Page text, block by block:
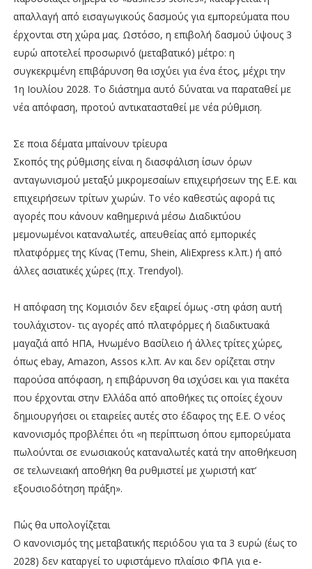
απαλλαγή από εισαγωγικούς δασμούς για εμπορεύματα που
έρχονται στη χώρα μας. Ωστόσο, η επιβολή δασμού ύψους 3
ευρώ αποτελεί προσωρινό (μεταβατικό) μέτρο: η
συγκεκριμένη επιβάρυνση θα ισχύει για ένα έτος, μέχρι την
1η Ιουλίου 2028. Το διάστημα αυτό δύναται να παραταθεί με
νέα απόφαση, προτού αντικατασταθεί με νέα ρύθμιση.
Σε ποια δέματα μπαίνουν τρίευρα
Σκοπός της ρύθμισης είναι η διασφάλιση ίσων όρων
ανταγωνισμού μεταξύ μικρομεσαίων επιχειρήσεων της Ε.Ε. και
επιχειρήσεων τρίτων χωρών. Το νέο καθεστώς αφορά τις
αγορές που κάνουν καθημερινά μέσω Διαδικτύου
μεμονωμένοι καταναλωτές, απευθείας από εμπορικές
πλατφόρμες της Κίνας (Temu, Shein, AliΕxpress κ.λπ.) ή από
άλλες ασιατικές χώρες (π.χ. Trendyol).
Η απόφαση της Κομισιόν δεν εξαιρεί όμως -στη φάση αυτή
τουλάχιστον- τις αγορές από πλατφόρμες ή διαδικτυακά
μαγαζιά από ΗΠΑ, Ηνωμένο Βασίλειο ή άλλες τρίτες χώρες,
όπως ebay, Amazon, Assos κ.λπ. Αν και δεν ορίζεται στην
παρούσα απόφαση, η επιβάρυνση θα ισχύσει και για πακέτα
που έρχονται στην Ελλάδα από αποθήκες τις οποίες έχουν
δημιουργήσει οι εταιρείες αυτές στο έδαφος της Ε.Ε. Ο νέος
κανονισμός προβλέπει ότι «η περίπτωση όπου εμπορεύματα
πωλούνται σε ενωσιακούς καταναλωτές κατά την αποθήκευση
σε τελωνειακή αποθήκη θα ρυθμιστεί με χωριστή κατ’
εξουσιοδότηση πράξη».
Πώς θα υπολογίζεται
Ο κανονισμός της μεταβατικής περιόδου για τα 3 ευρώ (έως το
2028) δεν καταργεί το υφιστάμενο πλαίσιο ΦΠΑ για e-